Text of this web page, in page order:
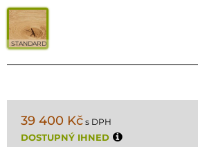
STANDARD
39 400 Kč s DPH
DOSTUPNÝ IHNED